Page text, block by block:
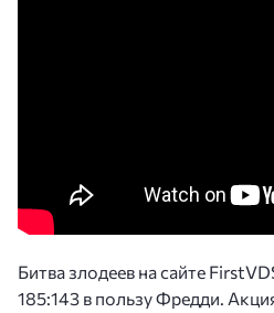
Битва злодеев на сайте
185:143 в пользу Фредди.